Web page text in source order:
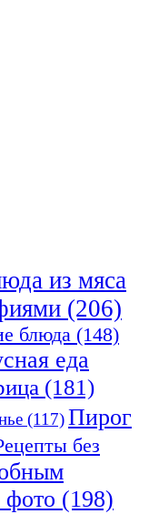
из мяса
(206)
блюда (148)
еда
(181)
(117)Пирог
без
(198)